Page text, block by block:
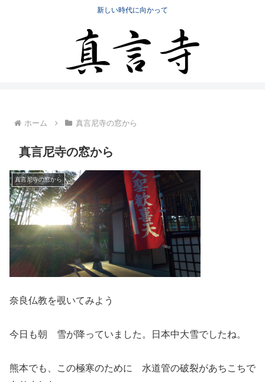
新しい時代に向かって
ホーム 真言尼寺の窓から
真言尼寺の窓から
真言尼寺の窓から
奈良仏教を覗いてみよう
今日も朝 雪が降っていました。日本中大雪でしたね。
熊本でも、この極寒のために 水道管の破裂があちこちで